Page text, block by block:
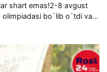
shart emas!2-8 avgust
olimpiadasi bo`lib o`tdi va...